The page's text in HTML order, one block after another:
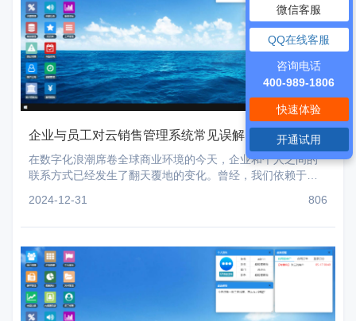
企业与员工对云销售管理系统常见误解的深度剖析
在数字化浪潮席卷全球商业环境的今天，企业和个人之间的
联系方式已经发生了翻天覆地的变化。曾经，我们依赖于手
更多
2024-12-31 806
微信客服
QQ在线客服
咨询电话
400-989-1806
快速体验
开通试用